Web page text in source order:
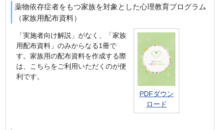
薬物依存症者をもつ家族を対象とした心理教育プログラム
（家族用配布資料）
「実施者向け解説」がなく、「家族
用配布資料」のみからなる1冊で
す。家族用の配布資料を作成する際
は、こちらをご利用いただくのが便
利です。
PDFダウン
ロード